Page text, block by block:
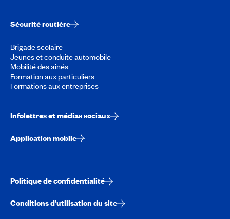
Sécurité routière
Brigade scolaire
Jeunes et conduite automobile
Mobilité des aînés
Formation aux particuliers
Formations aux entreprises
Infolettres et médias sociaux
Application mobile
Politique de confidentialité
Conditions d’utilisation du site